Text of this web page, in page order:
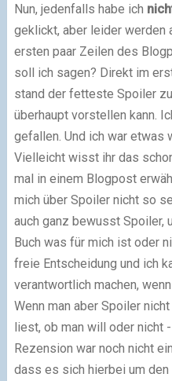
Nun, jedenfalls habe ich
geklickt, aber leider werden
ersten paar Zeilen des
soll ich sagen? Direkt im
stand der fetteste Spoiler
überhaupt vorstellen kann.
gefallen. Und ich war etwas
Vielleicht wisst ihr das
mal in einem Blogpost
mich über Spoiler nicht so
auch ganz bewusst Spoiler,
Buch was für mich ist oder
freie Entscheidung und ich
verantwortlich machen,
Wenn man aber Spoiler
liest, ob man will oder nicht
Rezension war noch nicht
dass es sich hierbei um